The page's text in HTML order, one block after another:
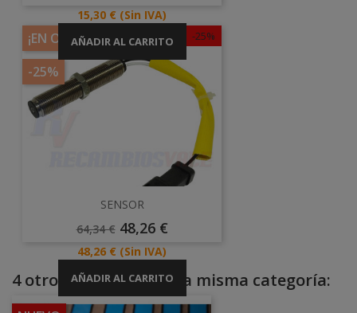
Precio
15,30 € (Sin IVA)
AÑADIR AL CARRITO -25%
¡EN OFERTA!
-25%
SENSOR
Precio
64,34 € Precio
48,26 €
Precio
48,26 € (Sin IVA)
AÑADIR AL CARRITO
4 otros productos en la misma categoría: